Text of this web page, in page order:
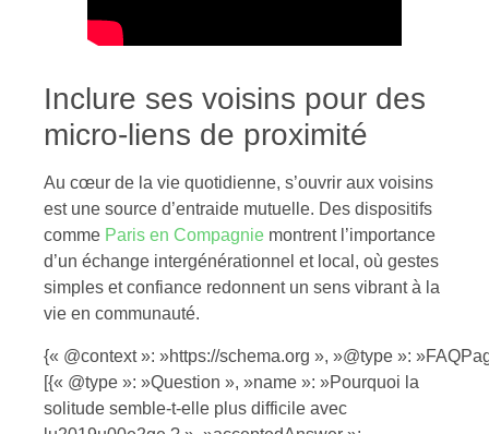
Inclure ses voisins pour des
micro-liens de proximité
Au cœur de la vie quotidienne, s’ouvrir aux voisins
est une source d’entraide mutuelle. Des dispositifs
comme Paris en Compagnie montrent l’importance
d’un échange intergénérationnel et local, où gestes
simples et confiance redonnent un sens vibrant à la
vie en communauté.
{« @context »: »https://schema.org », »@type »:
[{« @type »: »Question », »name »: »Pourquoi la
solitude semble-t-elle plus difficile avec